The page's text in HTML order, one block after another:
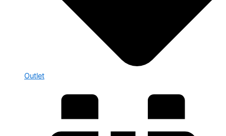
Outlet